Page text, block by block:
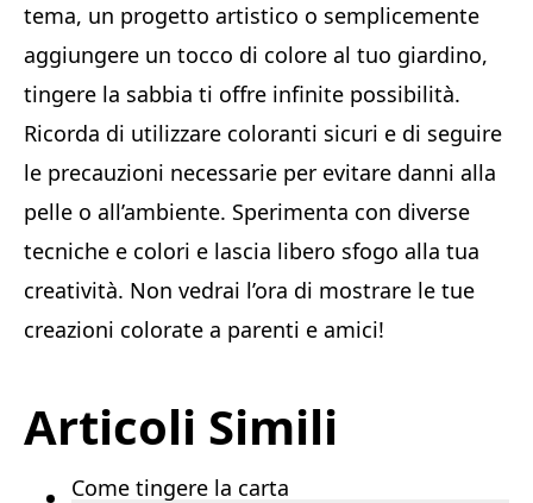
tema, un progetto artistico o semplicemente
aggiungere un tocco di colore al tuo giardino,
tingere la sabbia ti offre infinite possibilità.
Ricorda di utilizzare coloranti sicuri e di seguire
le precauzioni necessarie per evitare danni alla
pelle o all’ambiente. Sperimenta con diverse
tecniche e colori e lascia libero sfogo alla tua
creatività. Non vedrai l’ora di mostrare le tue
creazioni colorate a parenti e amici!
Articoli Simili
Come tingere la carta